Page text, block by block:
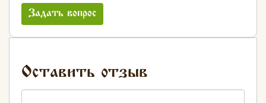
Задать вопрос
Оставить отзыв